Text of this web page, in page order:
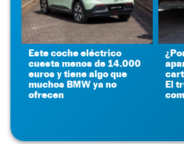
Este coche eléctrico
cuesta menos de 14.000
euros y tiene algo que
muchos BMW ya no
ofrecen
El